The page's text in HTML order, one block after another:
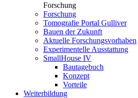
Forschung
Forschung
Tomografie Portal Gulliver
Bauen der Zukunft
Aktuelle Forschungsvorhaben
Experimentelle Ausstattung
SmallHouse IV
Bautagebuch
Konzept
Vorteile
Weiterbildung